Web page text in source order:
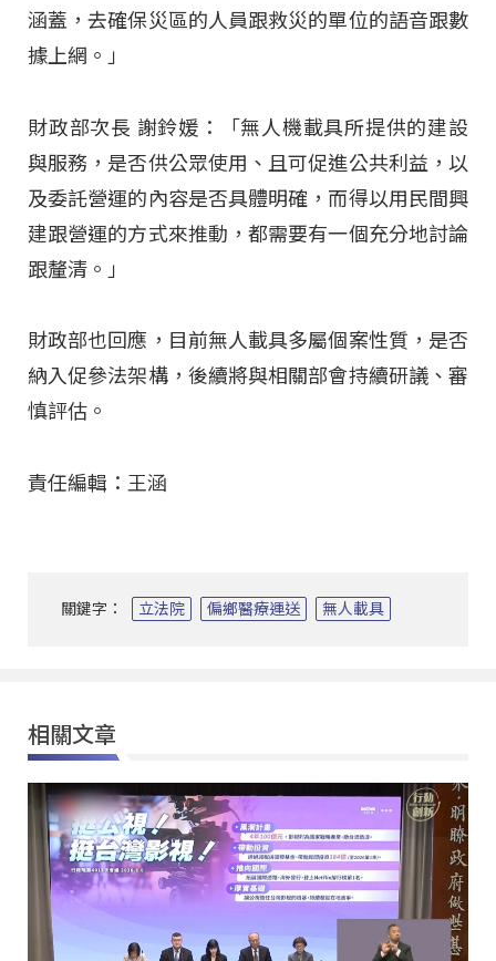
涵蓋，去確保災區的人員跟救災的單位的語音跟數
據上網。」
財政部次長 謝鈴媛：「無人機載具所提供的建設
與服務，是否供公眾使用、且可促進公共利益，以
及委託營運的內容是否具體明確，而得以用民間興
建跟營運的方式來推動，都需要有一個充分地討論
跟釐清。」
財政部也回應，目前無人載具多屬個案性質，是否
納入促參法架構，後續將與相關部會持續研議、審
慎評估。
責任編輯：王涵
關鍵字： 立法院 偏鄉醫療運送 無人載具
相關文章